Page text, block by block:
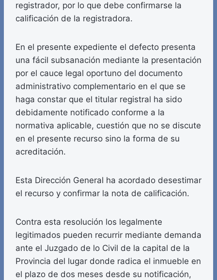
registrador, por lo que debe confirmarse la
calificación de la registradora.
En el presente expediente el defecto presenta
una fácil subsanación mediante la presentación
por el cauce legal oportuno del documento
administrativo complementario en el que se
haga constar que el titular registral ha sido
debidamente notificado conforme a la
normativa aplicable, cuestión que no se discute
en el presente recurso sino la forma de su
acreditación.
Esta Dirección General ha acordado desestimar
el recurso y confirmar la nota de calificación.
Contra esta resolución los legalmente
legitimados pueden recurrir mediante demanda
ante el Juzgado de lo Civil de la capital de la
Provincia del lugar donde radica el inmueble en
el plazo de dos meses desde su notificación,